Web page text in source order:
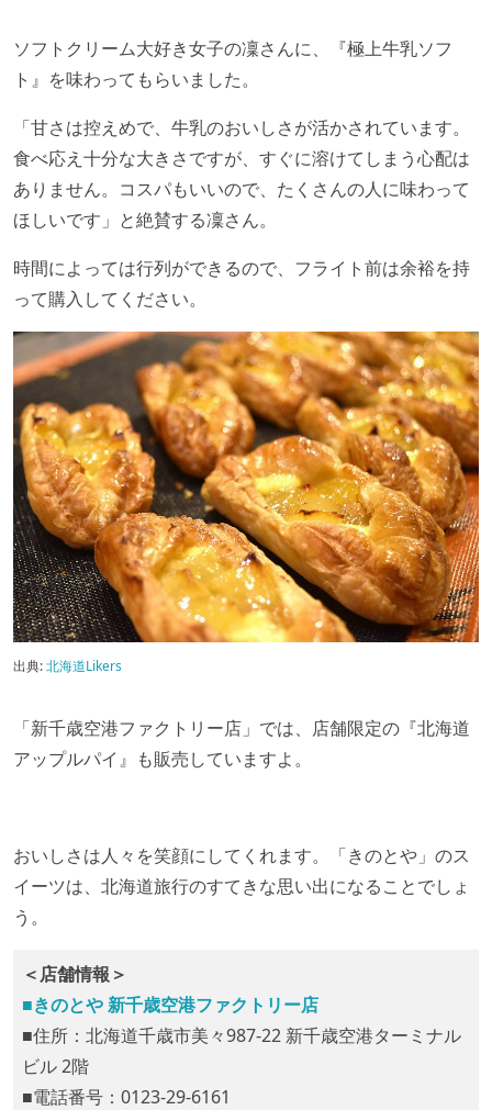
ソフトクリーム大好き女子の凜さんに、『極上牛乳ソフ
ト』を味わってもらいました。
「甘さは控えめで、牛乳のおいしさが活かされています。
食べ応え十分な大きさですが、すぐに溶けてしまう心配は
ありません。コスパもいいので、たくさんの人に味わって
ほしいです」と絶賛する凜さん。
時間によっては行列ができるので、フライト前は余裕を持
って購入してください。
出典:北海道Likers
「新千歳空港ファクトリー店」では、店舗限定の『北海道
アップルパイ』も販売していますよ。
おいしさは人々を笑顔にしてくれます。「きのとや」のス
イーツは、北海道旅行のすてきな思い出になることでしょ
う。
＜店舗情報＞
■きのとや 新千歳空港ファクトリー店
■住所：北海道千歳市美々987-22 新千歳空港ターミナル
ビル 2階
■電話番号：0123-29-6161